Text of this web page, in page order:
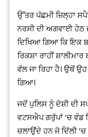
ਉੱਤਰ ਪੱਛਮੀ ਜ਼ਿਲ੍ਹਾ
ਨਰਸੀ ਦੀ ਅਗਵਾਈ ਹੇਠ
ਦਿਖਿਆ ਗਿਆ ਕਿ ਇਕ
ਰਿਕਸ਼ਾ ਰਾਹੀਂ
ਵੱਲ ਜਾ ਰਿਹਾ ਹੈ। ਉਥੋਂ
ਗਿਆ।
ਜਦੋਂ ਪੁਲਿਸ ਨੂੰ ਦੋਸ਼ੀ ਦੀ
ਵਟਸਐਪ ਗਰੁੱਪਾਂ ‘ਚ ਵੰਡ
ਚਲਾਉਂਦੇ ਹਨ ਜੋ ਦਿੱਲੀ